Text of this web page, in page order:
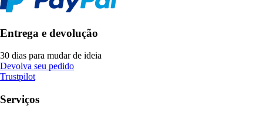
Entrega e devolução
30 dias para mudar de ideia
Devolva seu pedido
Trustpilot
Serviços